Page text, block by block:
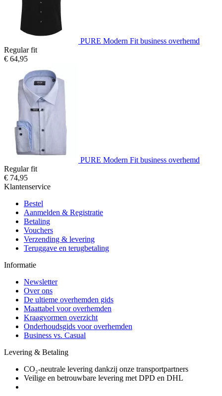
PURE Modern Fit business overhemd
Regular fit
€ 64,95
PURE Modern Fit business overhemd
Regular fit
€ 74,95
Klantenservice
Bestel
Aanmelden & Registratie
Betaling
Vouchers
Verzending & levering
Teruggave en terugbetaling
Informatie
Newsletter
Over ons
De ultieme overhemden gids
Maattabel voor overhemden
Kraagvormen overzicht
Onderhoudsgids voor overhemden
Business vs. Casual
Levering & Betaling
CO₂-neutrale levering dankzij onze transportpartners
Veilige en betrouwbare levering met DPD en DHL